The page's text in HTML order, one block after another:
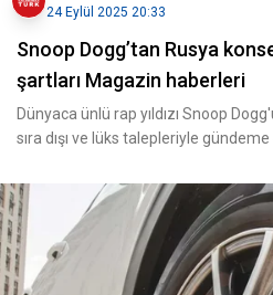
24 Eylül 2025 20:33
Snoop Dogg’tan Rusya
şartları Magazin haberleri
Dünyaca ünlü rap yıldızı Snoop
sıra dışı ve lüks talepleriyle